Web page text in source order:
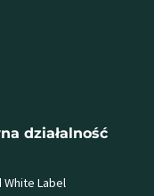
działalność
White Label